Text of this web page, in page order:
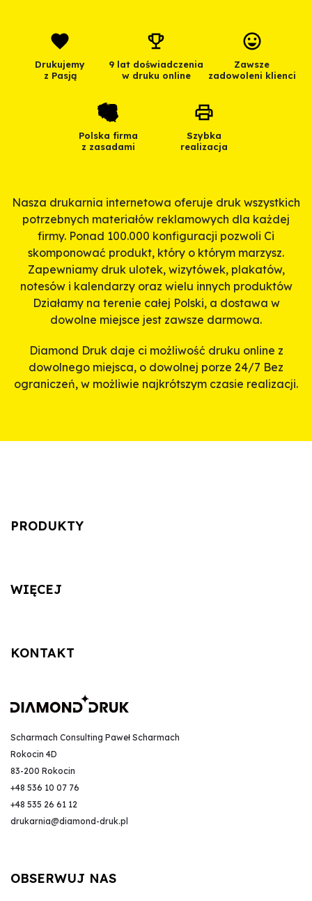
Drukujemy
z Pasją
9 lat doświadczenia
w druku online
Zawsze
zadowoleni klienci
Polska firma
z zasadami
Szybka
realizacja
Nasza drukarnia internetowa oferuje druk wszystkich
potrzebnych materiałów reklamowych dla każdej
firmy. Ponad 100.000 konfiguracji pozwoli Ci
skomponować produkt, który o którym marzysz.
Zapewniamy druk ulotek, wizytówek, plakatów,
notesów i kalendarzy oraz wielu innych produktów
Działamy na terenie całej Polski, a dostawa w
dowolne miejsce jest zawsze darmowa.
Diamond Druk daje ci możliwość druku online z
dowolnego miejsca, o dowolnej porze 24/7 Bez
ograniczeń, w możliwie najkrótszym czasie realizacji.
PRODUKTY
WIĘCEJ
KONTAKT
Scharmach Consulting Paweł Scharmach
Rokocin 4D
83-200 Rokocin
+48 536 10 07 76
+48 535 26 61 12
drukarnia@diamond-druk.pl
OBSERWUJ NAS